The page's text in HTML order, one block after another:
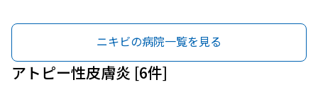
フ科クリニック
ニキビの病院一覧を見る
アトピー性皮膚炎 [6件]